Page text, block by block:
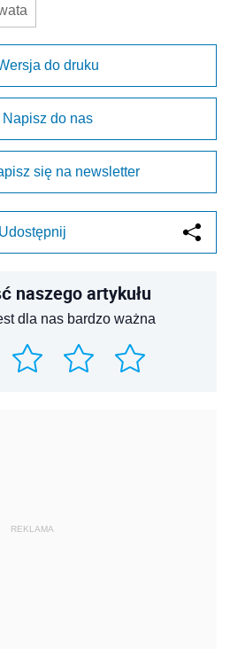
do druku
Napisz do nas
się na newsletter
Udostępnij
naszego artykułu
dla nas bardzo ważna
REKLAMA